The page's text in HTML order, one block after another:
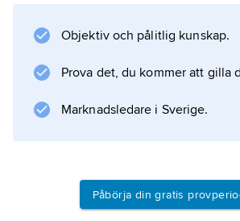
geologisk tidsskala
Objektiv och pålitlig kunskap.
Prova det, du kommer att gilla
Marknadsledare i Sverige.
Påbörja din gratis